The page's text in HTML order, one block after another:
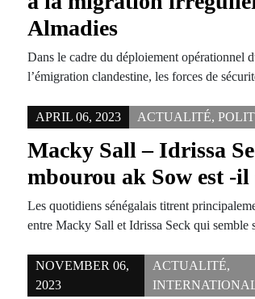
Almadies
Dans le cadre du déploiement opérationnel
l’émigration clandestine, les forces de
APRIL 06, 2023 ACTUALITÉ,
Macky Sall – Idrissa
mbourou ak Sow est -il
Les quotidiens sénégalais titrent
entre Macky Sall et Idrissa Seck qui
NOVEMBER 06,
2023
ACTUALITÉ,